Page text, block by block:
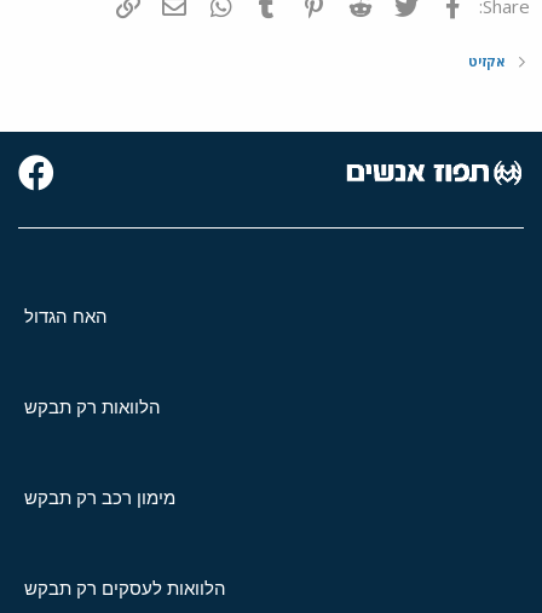
Share:
אקזיט
האח הגדול
הלוואות רק תבקש
מימון רכב רק תבקש
הלוואות לעסקים רק תבקש